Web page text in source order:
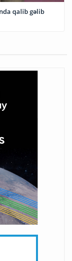
qalib gəlib